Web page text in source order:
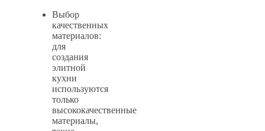
Выбор
качественных
материалов:
для
создания
элитной
кухни
используются
только
высококачественные
материалы,